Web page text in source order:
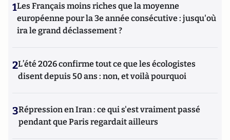
1Les Français moins riches que la moyenne
européenne pour la 3e année consécutive : jusqu'où
ira le grand déclassement ?
2L’été 2026 confirme tout ce que les écologistes
disent depuis 50 ans : non, et voilà pourquoi
3Répression en Iran : ce qui s'est vraiment passé
pendant que Paris regardait ailleurs